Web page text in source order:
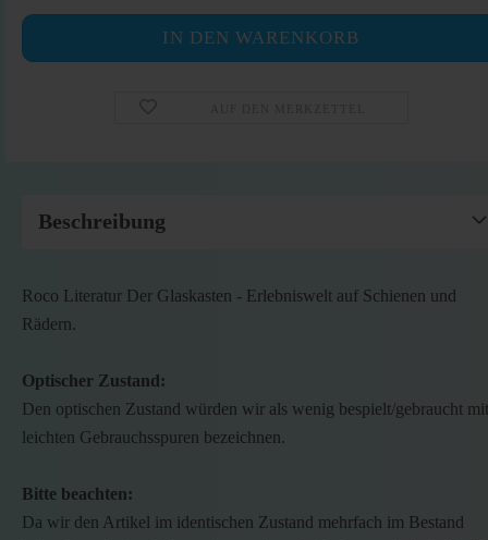
Beschreibung
Roco Literatur Der Glaskasten - Erlebniswelt auf Schienen und
Rädern.
Optischer Zustand:
Den optischen Zustand würden wir als wenig bespielt/gebraucht mit
leichten Gebrauchsspuren bezeichnen.
Bitte beachten:
Da wir den Artikel im identischen Zustand mehrfach im Bestand